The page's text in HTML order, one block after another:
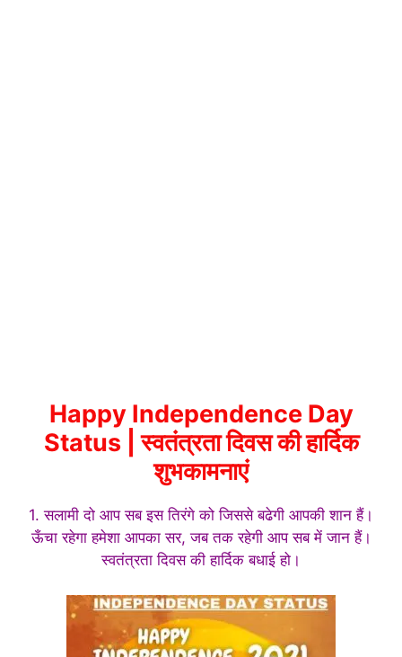
Happy Independence Day
Status | स्वतंत्रता दिवस की हार्दिक
शुभकामनाएं
1. सलामी दो आप सब इस तिरंगे को जिससे बढेगी आपकी शान हैं।
ऊँचा रहेगा हमेशा आपका सर, जब तक रहेगी आप सब में जान हैं।
स्वतंत्रता दिवस की हार्दिक बधाई हो।